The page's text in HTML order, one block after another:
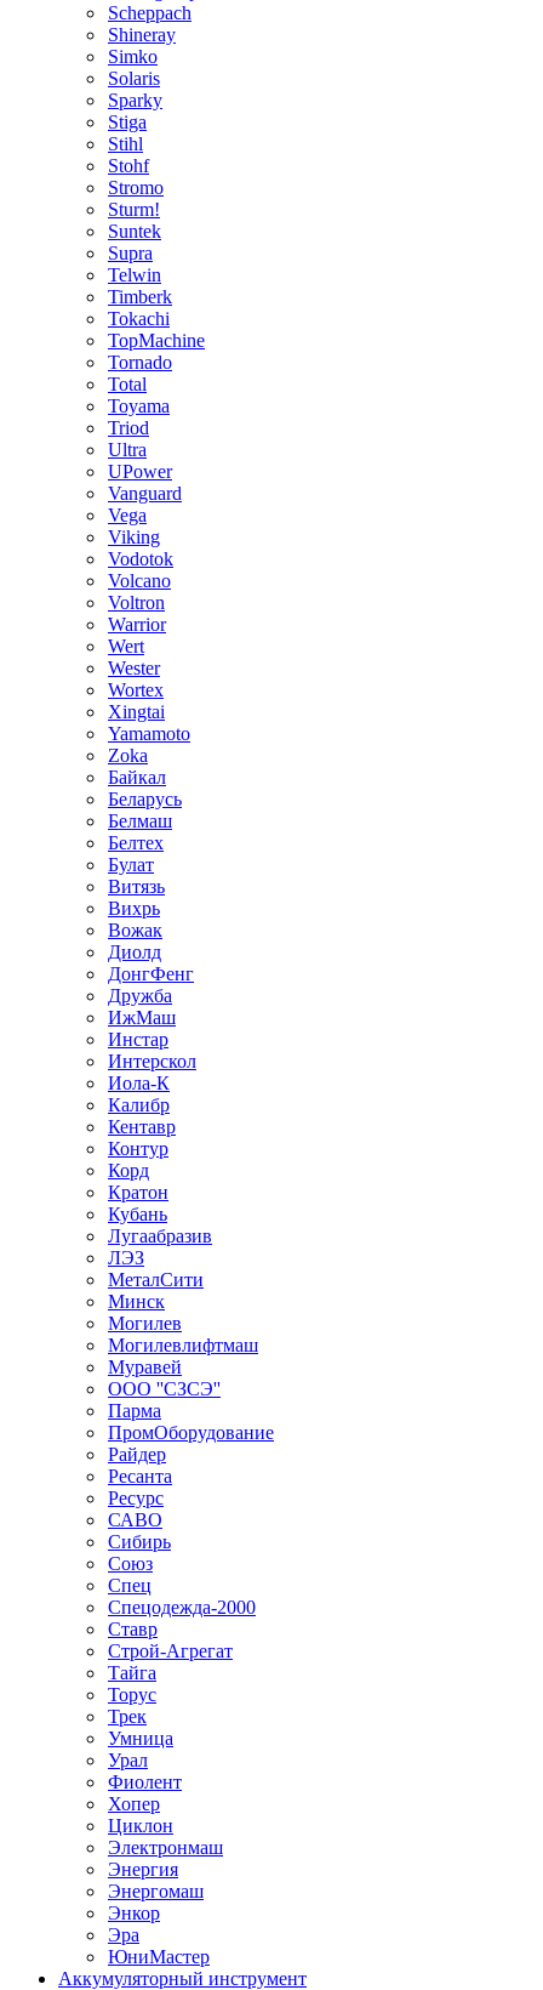
Scheppach
Shineray
Simko
Solaris
Sparky
Stiga
Stihl
Stohf
Stromo
Sturm!
Suntek
Supra
Telwin
Timberk
Tokachi
TopMachine
Tornado
Total
Toyama
Triod
Ultra
UPower
Vanguard
Vega
Viking
Vodotok
Volcano
Voltron
Warrior
Wert
Wester
Wortex
Xingtai
Yamamoto
Zoka
Байкал
Беларусь
Белмаш
Белтех
Булат
Витязь
Вихрь
Вожак
Диолд
ДонгФенг
Дружба
ИжМаш
Инстар
Интерскол
Иола-К
Калибр
Кентавр
Контур
Корд
Кратон
Кубань
Лугаабразив
ЛЭЗ
МеталСити
Минск
Могилев
Могилевлифтмаш
Муравей
ООО ''СЗСЭ''
Парма
ПромОборудование
Райдер
Ресанта
Ресурс
САВО
Сибирь
Союз
Спец
Спецодежда-2000
Ставр
Строй-Агрегат
Тайга
Торус
Трек
Умница
Урал
Фиолент
Хопер
Циклон
Электронмаш
Энергия
Энергомаш
Энкор
Эра
ЮниМастер
Аккумуляторный инструмент